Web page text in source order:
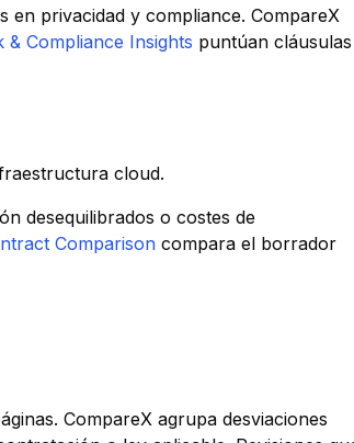
en privacidad y compliance. CompareX
& Compliance Insights puntúan cláusulas
cloud.
desequilibrados o costes de
Comparison compara el borrador
CompareX agrupa desviaciones